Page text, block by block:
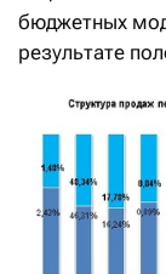
бюджетных
результате